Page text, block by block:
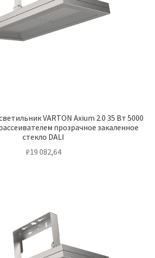
VARTON Axium 2.0 35 Вт 5000
прозрачное закаленное
стекло DALI
₽19 082,64